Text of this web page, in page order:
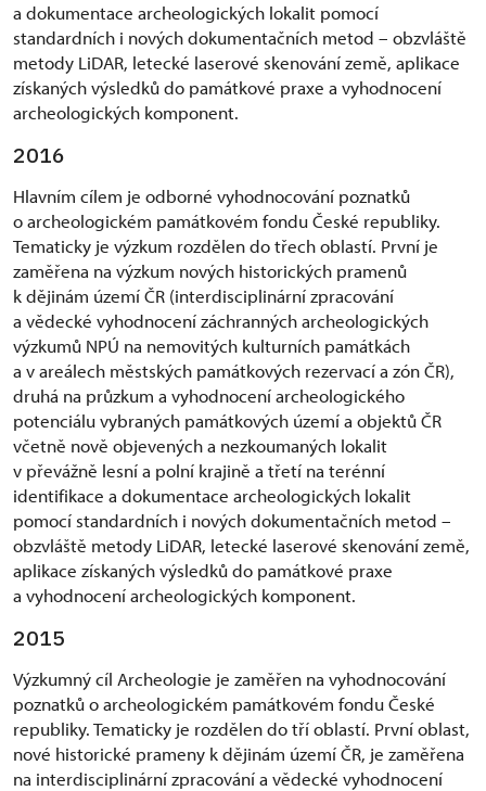
a dokumentace archeologických lokalit pomocí
standardních i nových dokumentačních metod – obzvláště
metody LiDAR, letecké laserové skenování země, aplikace
získaných výsledků do památkové praxe a vyhodnocení
archeologických komponent.
2016
Hlavním cílem je odborné vyhodnocování poznatků
o archeologickém památkovém fondu České republiky.
Tematicky je výzkum rozdělen do třech oblastí. První je
zaměřena na výzkum nových historických pramenů
k dějinám území ČR (interdisciplinární zpracování
a vědecké vyhodnocení záchranných archeologických
výzkumů NPÚ na nemovitých kulturních památkách
a v areálech městských památkových rezervací a zón ČR),
druhá na průzkum a vyhodnocení archeologického
potenciálu vybraných památkových území a objektů ČR
včetně nově objevených a nezkoumaných lokalit
v převážně lesní a polní krajině a třetí na terénní
identifikace a dokumentace archeologických lokalit
pomocí standardních i nových dokumentačních metod –
obzvláště metody LiDAR, letecké laserové skenování země,
aplikace získaných výsledků do památkové praxe
a vyhodnocení archeologických komponent.
2015
Výzkumný cíl Archeologie je zaměřen na vyhodnocování
poznatků o archeologickém památkovém fondu České
republiky. Tematicky je rozdělen do tří oblastí. První oblast,
nové historické prameny k dějinám území ČR, je zaměřena
na interdisciplinární zpracování a vědecké vyhodnocení